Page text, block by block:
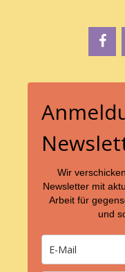
Wir
Newsletter mit
Arbeit für
und